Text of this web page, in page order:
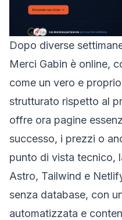
Dopo diverse
Merci Gabin è online,
come un vero e
strutturato rispetto al
offre ora pagine
successo, i prezzi o
punto di vista tecnico,
Astro, Tailwind e
senza database, con
automatizzata e